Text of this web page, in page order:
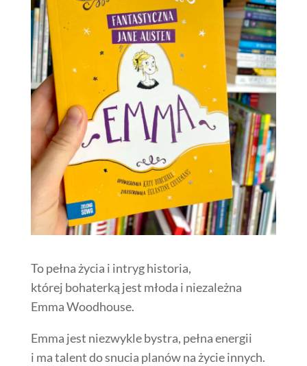
To pełna życia i intryg historia,
której bohaterką jest młoda i niezależna
Emma Woodhouse.
Emma jest niezwykle bystra, pełna energii
i ma talent do snucia planów na życie innych.